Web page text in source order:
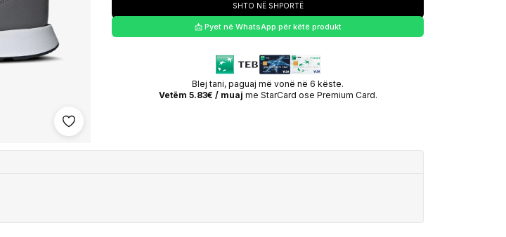
Shto në wishlist
SHTO NË SHPORTË
📩 Pyet në WhatsApp për këtë produkt
Blej tani, paguaj më vonë në 6 këste.
Vetëm 5.83€ / muaj me StarCard ose Premium Card.